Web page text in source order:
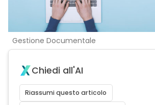
Gestione Documentale
Chiedi all'AI
Riassumi questo articolo